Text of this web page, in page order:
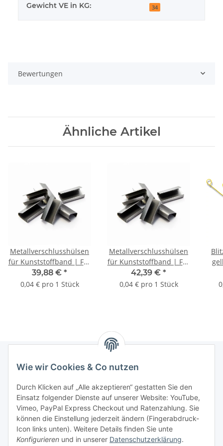
Gewicht VE in KG: 34
Bewertungen
Ähnliche Artikel
Metallverschlusshülsen
für Kunststoffband | Für
13 mm Band | VE = 1000
Stk.
39,88 € *
0,04 € pro 1 Stück
Metallverschlusshülsen
für Kunststoffband | Für
16 mm Band | VE = 1000
Stk.
42,39 € *
0,04 € pro 1 Stück
Gesetzliche Informationen
Vertrag widerrufen
Wie wir Cookies & Co nutzen
Durch Klicken auf „Alle akzeptieren“ gestatten Sie den
Einsatz folgender Dienste auf unserer Website: YouTube,
Vimeo, PayPal Express Checkout und Ratenzahlung. Sie
können die Einstellung jederzeit ändern (Fingerabdruck-
Icon links unten). Weitere Details finden Sie unte
Konfigurieren und in unserer Datenschutzerklärung.